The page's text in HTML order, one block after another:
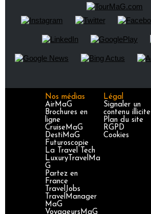
Nos médias
AirMaG
Brochures en
ligne
CruiseMaG
DestiMaG
Futuroscopie
La Travel Tech
LuxuryTravelMa
G
Partez en
France
TravelJobs
TravelManager
MaG
VoyageursMaG
Légal
Signaler un
contenu illicite
Plan du site
RGPD
Cookies